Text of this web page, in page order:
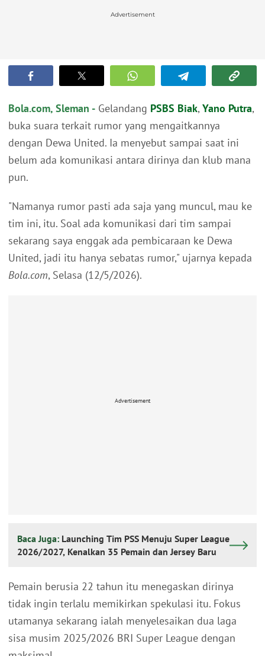
Advertisement
Bola.com, Sleman - Gelandang PSBS Biak, Yano Putra,
buka suara terkait rumor yang mengaitkannya
dengan Dewa United. Ia menyebut sampai saat ini
belum ada komunikasi antara dirinya dan klub mana
pun.
"Namanya rumor pasti ada saja yang muncul, mau ke
tim ini, itu. Soal ada komunikasi dari tim sampai
sekarang saya enggak ada pembicaraan ke Dewa
United, jadi itu hanya sebatas rumor," ujarnya kepada
Bola.com, Selasa (12/5/2026).
Advertisement
Baca Juga: Launching Tim PSS Menuju Super League
2026/2027, Kenalkan 35 Pemain dan Jersey Baru
Pemain berusia 22 tahun itu menegaskan dirinya
tidak ingin terlalu memikirkan spekulasi itu. Fokus
utamanya sekarang ialah menyelesaikan dua laga
sisa musim 2025/2026 BRI Super League dengan